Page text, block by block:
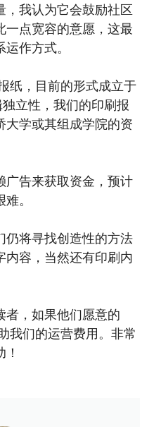
，我认为它会鼓励社区
一点宽容的意愿，这最
作方式。
纸，目前的形式成立于
立性，我们的印刷报
大学或其组成学院的资
广告来获取资金，预计
。
仍将寻找创造性的方法
内容，当然还有印刷内
者，如果他们愿意的
我们的运营费用。非常